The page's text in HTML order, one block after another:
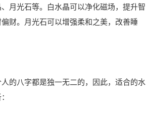
月光石等。白水晶可以净化磁场，提升智
财。月光石可以增强柔和之美，改善睡
的八字都是独一无二的，因此，适合的水